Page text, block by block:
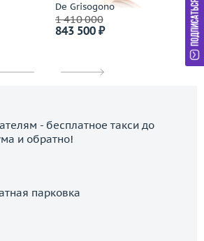
De Grisogono
1 410 000
843 500 ₽
- бесплатное такси до
и обратно!
парковка